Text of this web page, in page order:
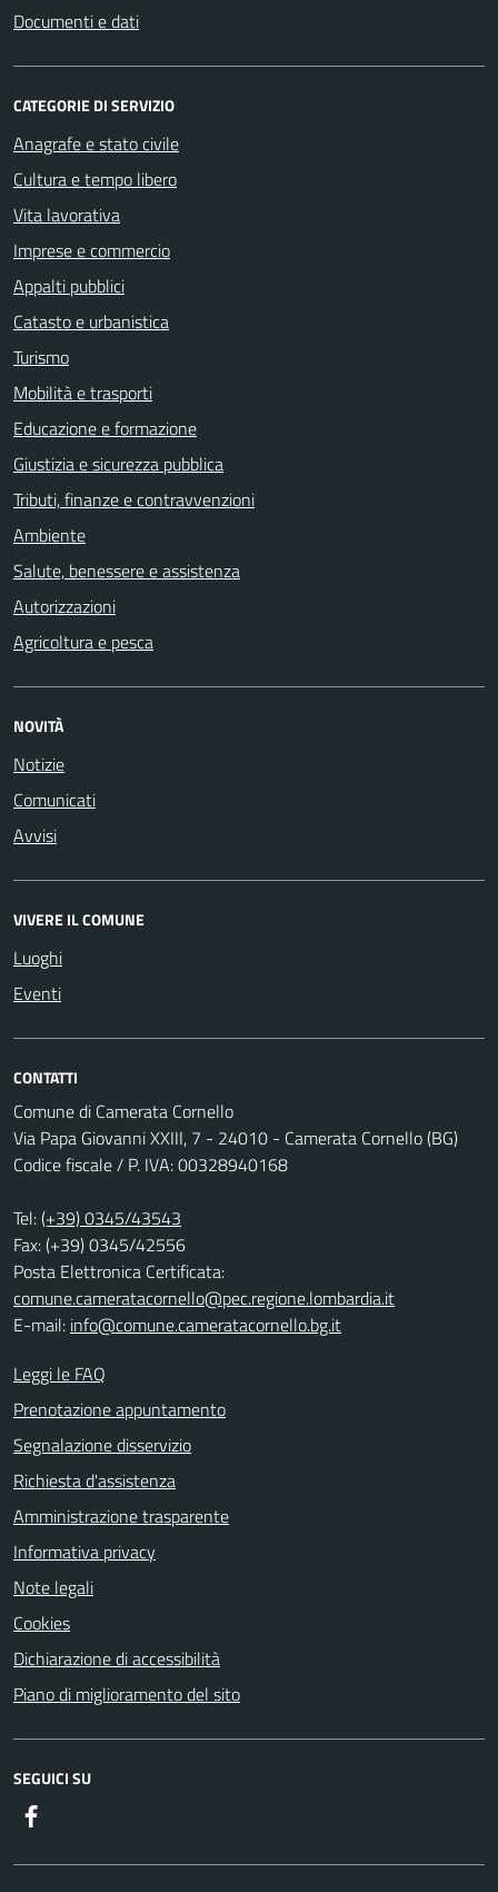
Documenti e dati
CATEGORIE DI SERVIZIO
Anagrafe e stato civile
Cultura e tempo libero
Vita lavorativa
Imprese e commercio
Appalti pubblici
Catasto e urbanistica
Turismo
Mobilità e trasporti
Educazione e formazione
Giustizia e sicurezza pubblica
Tributi, finanze e contravvenzioni
Ambiente
Salute, benessere e assistenza
Autorizzazioni
Agricoltura e pesca
NOVITÀ
Notizie
Comunicati
Avvisi
VIVERE IL COMUNE
Luoghi
Eventi
CONTATTI
Comune di Camerata Cornello
Via Papa Giovanni XXIII, 7 - 24010 - Camerata Cornello (BG)
Codice fiscale / P. IVA: 00328940168
Tel:(+39) 0345/43543
Fax: (+39) 0345/42556
Posta Elettronica Certificata:
comune.cameratacornello@pec.regione.lombardia.it
E-mail: info@comune.cameratacornello.bg.it
Leggi le FAQ
Prenotazione appuntamento
Segnalazione disservizio
Richiesta d'assistenza
Amministrazione trasparente
Informativa privacy
Note legali
Cookies
Dichiarazione di accessibilità
Piano di miglioramento del sito
SEGUICI SU